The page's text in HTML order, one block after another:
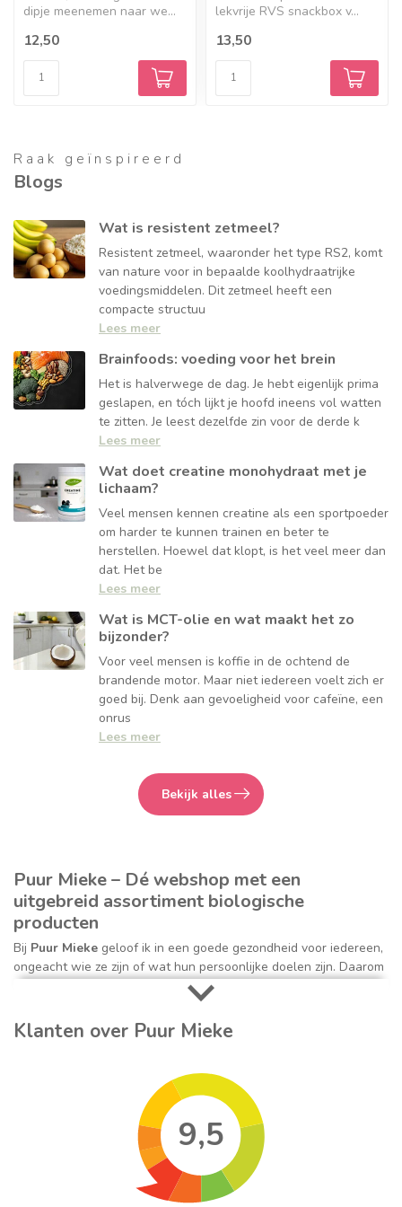
dipje meenemen naar we...
12,50
lekvrije RVS snackbox v...
13,50
Raak geïnspireerd
Blogs
Wat is resistent zetmeel?
Resistent zetmeel, waaronder het type RS2, komt
van nature voor in bepaalde koolhydraatrijke
voedingsmiddelen. Dit zetmeel heeft een
compacte structuu
Lees meer
Brainfoods: voeding voor het brein
Het is halverwege de dag. Je hebt eigenlijk prima
geslapen, en tóch lijkt je hoofd ineens vol watten
te zitten. Je leest dezelfde zin voor de derde k
Lees meer
Wat doet creatine monohydraat met je
lichaam?
Veel mensen kennen creatine als een sportpoeder
om harder te kunnen trainen en beter te
herstellen. Hoewel dat klopt, is het veel meer dan
dat. Het be
Lees meer
Wat is MCT-olie en wat maakt het zo
bijzonder?
Voor veel mensen is koffie in de ochtend de
brandende motor. Maar niet iedereen voelt zich er
goed bij. Denk aan gevoeligheid voor cafeïne, een
onrus
Lees meer
Bekijk alles
Puur Mieke – Dé webshop met een
uitgebreid assortiment biologische
producten
Bij Puur Mieke geloof ik in een goede gezondheid voor iedereen,
ongeacht wie ze zijn of wat hun persoonlijke doelen zijn. Daarom
zetten we ons bij onze online winkel in om de grootste
natuurlijke, biologische, en milieuvriendelijke artikelen tegen de
beste prijs aan te bieden. Ik ben enthousiast over alle aspecten
van natuurlijke geneeswijzen en gezonde
De missie van Puur Mieke
De missie van Puur Mieke is het aanbieden van gezonde voeding,
hoogwaardige vitamines en supplementen, natuurlijke
lichaamsverzorging, non toxic keuken- en schoonmaakartikelen
en alles wat je verder nodig hebt om een puur en bewust leven
Klanten over Puur Mieke
9,5